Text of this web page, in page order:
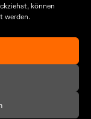
können
werden.